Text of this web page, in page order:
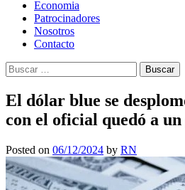
Economia
Patrocinadores
Nosotros
Contacto
Buscar:
El dólar blue se
con el oficial quedó a
Posted on 06/12/2024 by RN